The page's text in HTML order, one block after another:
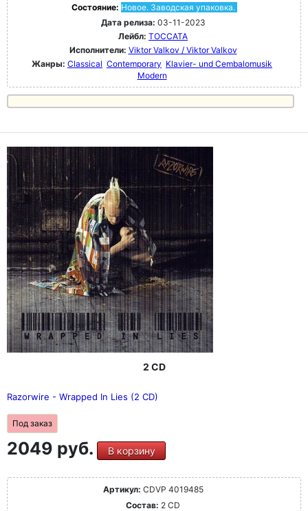
Состояние: Новое. Заводская упаковка.
Дата релиза: 03-11-2023
Лейбл: TOCCATA
Исполнители: Viktor Valkov / Viktor Valkov
Жанры: Classical Contemporary Klavier- und Cembalomusik
Modern
2 CD
Razorwire - Wrapped In Lies (2 CD)
Под заказ
2049 руб. В корзину
Артикул: CDVP 4019485
Состав: 2 CD